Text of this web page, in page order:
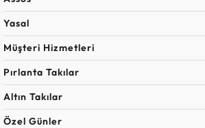
Yasal
Müşteri Hizmetleri
Pırlanta Takılar
Altın Takılar
Özel Günler